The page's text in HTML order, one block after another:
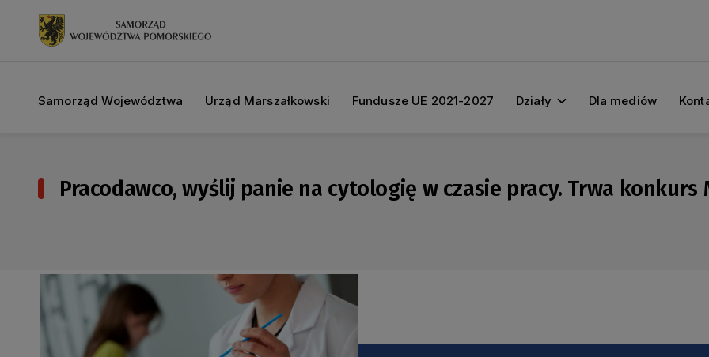
Samorząd Województwa Urząd Marszałkowski Fundusze UE 2021-2027 Działy Dla mediów
Pracodawco, wyślij panie na cytologię w czasie pracy. Trwa